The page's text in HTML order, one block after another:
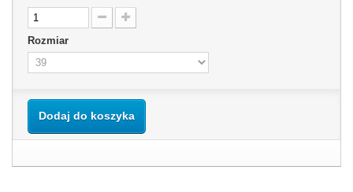
Rozmiar
Dodaj do koszyka